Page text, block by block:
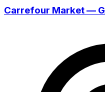
Carrefour Market —